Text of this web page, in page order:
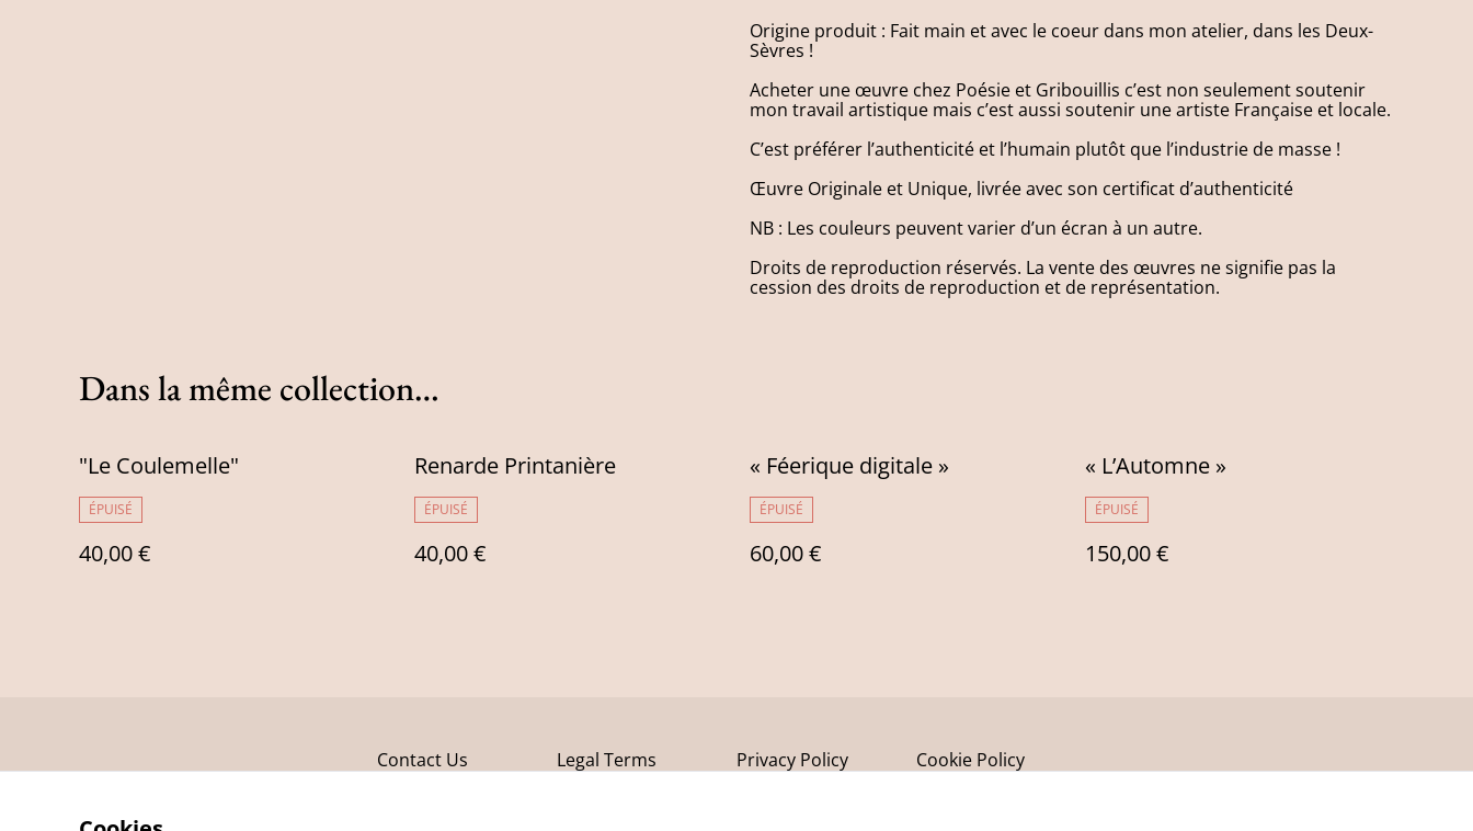
Origine produit : Fait main et avec le coeur dans mon atelier, dans les Deux-
Sèvres !
Acheter une œuvre chez Poésie et Gribouillis c’est non seulement soutenir
mon travail artistique mais c’est aussi soutenir une artiste Française et locale.
C’est préférer l’authenticité et l’humain plutôt que l’industrie de masse !
Œuvre Originale et Unique, livrée avec son certificat d’authenticité
NB : Les couleurs peuvent varier d’un écran à un autre.
Droits de reproduction réservés. La vente des œuvres ne signifie pas la
cession des droits de reproduction et de représentation.
Dans la même collection…
"Le Coulemelle"
ÉPUISÉ
40,00 €
Renarde Printanière
ÉPUISÉ
40,00 €
« Féerique digitale »
ÉPUISÉ
60,00 €
« L’Automne »
ÉPUISÉ
150,00 €
Contact Us Legal Terms Privacy Policy Cookie Policy